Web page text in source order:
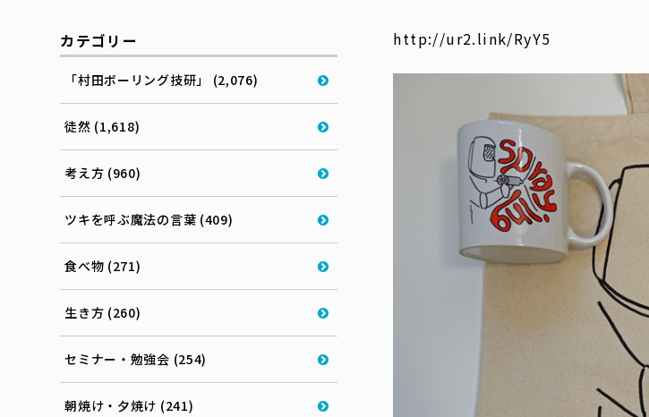
http://ur2.link/RyY5
カテゴリー
「村田ボーリング技研」 (2,076)
徒然 (1,618)
考え方 (960)
ツキを呼ぶ魔法の言葉 (409)
食べ物 (271)
生き方 (260)
セミナー・勉強会 (254)
朝焼け・夕焼け (241)